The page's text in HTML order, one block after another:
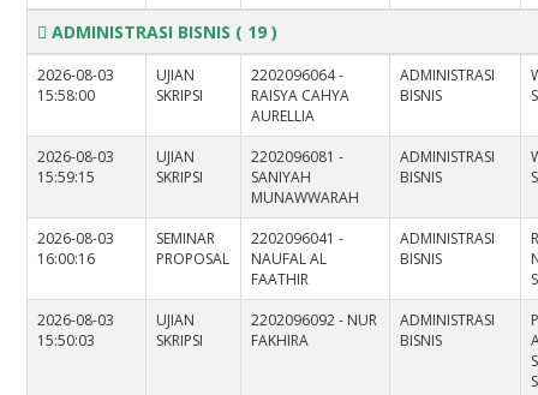
ADMINISTRASI BISNIS ( 19 )
2026-08-03
15:58:00
UJIAN
SKRIPSI
2202096064 -
RAISYA CAHYA
AURELLIA
ADMINISTRASI
BISNIS
2026-08-03
15:59:15
UJIAN
SKRIPSI
2202096081 -
SANIYAH
MUNAWWARAH
ADMINISTRASI
BISNIS
2026-08-03
16:00:16
SEMINAR
PROPOSAL
2202096041 -
NAUFAL AL
FAATHIR
ADMINISTRASI
BISNIS
2026-08-03
15:50:03
UJIAN
SKRIPSI
2202096092 - NUR
FAKHIRA
ADMINISTRASI
BISNIS